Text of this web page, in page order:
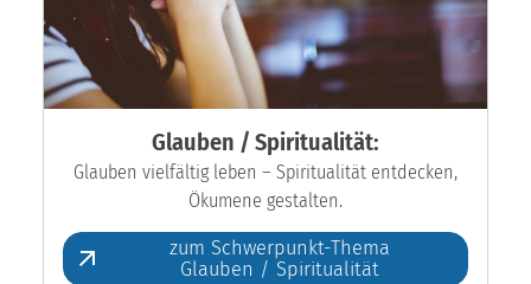
Glauben / Spiritualität:
Glauben vielfältig leben – Spiritualität entdecken,
Ökumene gestalten.
zum Schwerpunkt-Thema
Glauben / Spiritualität